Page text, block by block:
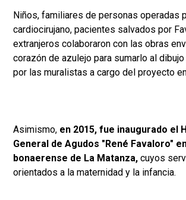
Niños, familiares de personas operadas
cardiocirujano, pacientes salvados por
extranjeros colaboraron con las obras
corazón de azulejo para sumarlo al
por las muralistas a cargo del proyecto
Asimismo, en 2015, fue inaugurado el
General de Agudos "René Favaloro"
bonaerense de La Matanza, cuyos
orientados a la maternidad y la infancia.